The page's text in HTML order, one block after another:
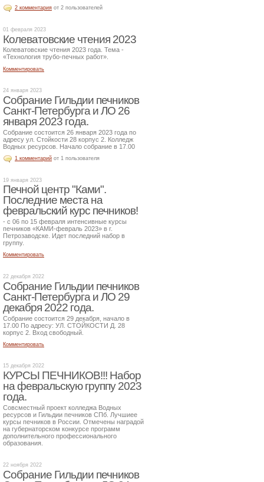
2 комментария от 2 пользователей
01 февраля 2023
Колеватовские чтения 2023
Колеватовские чтения 2023 года. Тема -
«Технология трубо-печных работ».
Комментировать
24 января 2023
Собрание Гильдии печников
Санкт-Петербурга и ЛО 26
января 2023 года.
Собрание состоится 26 января 2023 года по
адресу ул. Стойкости 28 корпус 2. Колледж
Водных ресурсов. Начало собрание в 17.00
1 комментарий от 1 пользователя
19 января 2023
Печной центр "Ками".
Последние места на
февральский курс печников!
- с 06 по 15 февраля интенсивные курсы
печников «КАМИ-февраль 2023» в г.
Петрозаводске. Идет последний набор в
группу.
Комментировать
22 декабря 2022
Собрание Гильдии печников
Санкт-Петербурга и ЛО 29
декабря 2022 года.
Собрание состоится 29 декабря, начало в
17.00 По адресу: УЛ. СТОЙКОСТИ Д. 28
корпус 2. Вход свободный.
Комментировать
15 декабря 2022
КУРСЫ ПЕЧНИКОВ!!! Набор
на февральскую группу 2023
года.
Совсместный проект колледжа Водных
ресурсов и Гильдии печников СПб. Лучшиее
курсы печников в России. Отмечены наградой
на губернаторском конкурсе программ
дополнительного профессионального
образования.
22 ноября 2022
Собрание Гильдии печников